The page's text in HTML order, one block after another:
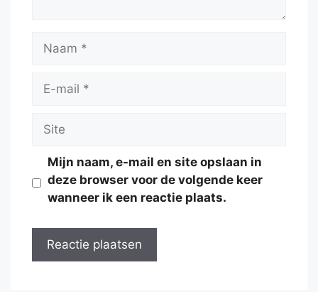
mail
Mijn naam, e-mail en site opslaan in
deze browser voor de volgende keer
wanneer ik een reactie plaats.